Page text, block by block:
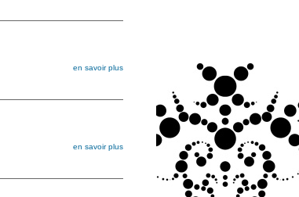
en savoir plus
en savoir plus